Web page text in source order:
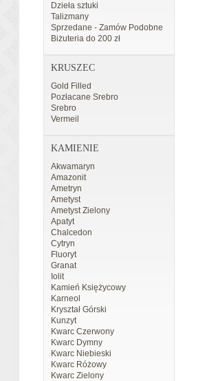
Dzieła sztuki
Talizmany
Sprzedane - Zamów Podobne
Biżuteria do 200 zł
KRUSZEC
Gold Filled
Pozłacane Srebro
Srebro
Vermeil
KAMIENIE
Akwamaryn
Amazonit
Ametryn
Ametyst
Ametyst Zielony
Apatyt
Chalcedon
Cytryn
Fluoryt
Granat
Iolit
Kamień Księżycowy
Karneol
Kryształ Górski
Kunzyt
Kwarc Czerwony
Kwarc Dymny
Kwarc Niebieski
Kwarc Różowy
Kwarc Zielony